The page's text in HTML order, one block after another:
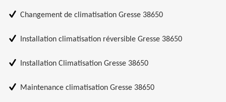
Changement de climatisation Gresse 38650
Installation climatisation réversible Gresse 38650
Installation Climatisation Gresse 38650
Maintenance climatisation Gresse 38650